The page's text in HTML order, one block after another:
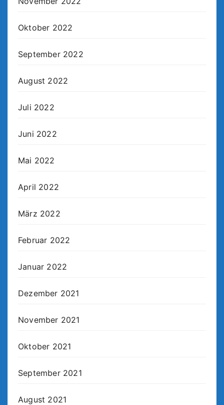
Oktober 2022
September 2022
August 2022
Juli 2022
Juni 2022
Mai 2022
April 2022
März 2022
Februar 2022
Januar 2022
Dezember 2021
November 2021
Oktober 2021
September 2021
August 2021